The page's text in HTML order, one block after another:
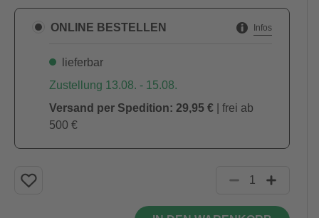
BxH: 120x60cm (1000 W)
BxH: 120x60cm (1200 W)
ONLINE BESTELLEN Infos
lieferbar
Zustellung 13.08. - 15.08.
Versand per Spedition: 29,95 €| frei ab
500 €